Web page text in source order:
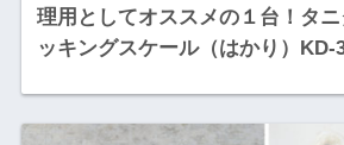
理用としてオススメの１台！タ
ッキングスケール（はかり）KD-